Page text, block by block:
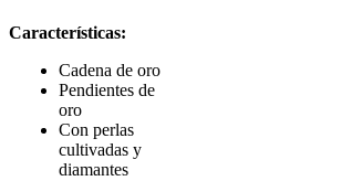
Características:
Cadena de oro
Pendientes de
oro
Con perlas
cultivadas y
diamantes